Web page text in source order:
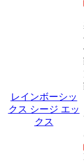
レインボーシッ
クス シージ エッ
クス